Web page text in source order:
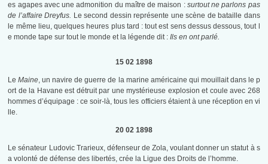
es agapes avec une admonition du maître de maison : surtout ne parlons pas
de l’affaire Dreyfus. Le second dessin représente une scène de bataille dans
le même lieu, quelques heures plus tard : tout est sens dessus dessous, tout l
e monde tape sur tout le monde et la légende dit :Ils en ont parlé.
15 02 1898
LeMaine, un navire de guerre de la marine américaine qui mouillait dans le p
ort de la Havane est détruit par une mystérieuse explosion et coule avec 268
hommes d’équipage : ce soir-là, tous les officiers étaient à une réception en vi
lle.
20 02 1898
Le sénateur Ludovic Trarieux, défenseur de Zola, voulant donner un statut à s
a volonté de défense des libertés, crée la Ligue des Droits de l’homme.